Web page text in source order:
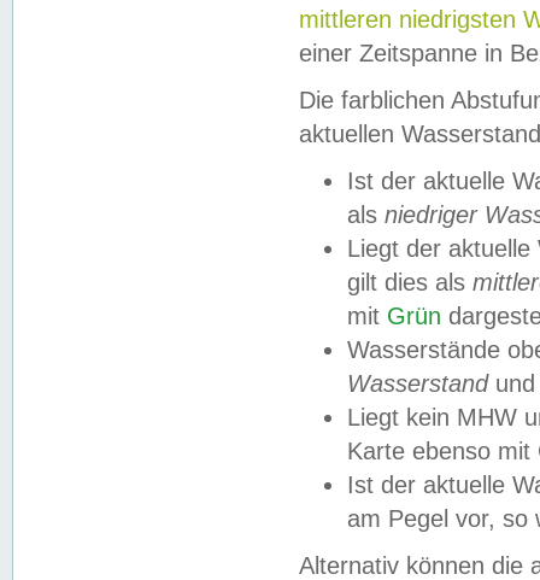
mittleren niedrigsten
einer Zeitspanne in
Die farblichen
aktuellen
Ist der aktuelle
als niedriger
Liegt der
gilt dies als
mit Grün
Wasserstände
Wasserstandund
Liegt kein MHW
Karte ebenso mit
Ist der aktuelle
am Pegel vor,
Alternativ können die